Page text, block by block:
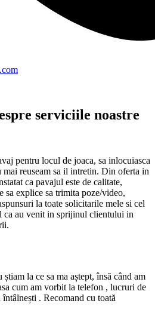
serviciile noastre
pentru locul de joaca, sa inlocuiasca
mai reuseam sa il intretin. Din oferta in
ca pavajul este de calitate,
sa explice sa trimita poze/video,
la toate solicitarile mele si cel
ca au venit in sprijinul clientului in
la ce sa ma aștept, însă când am
cum am vorbit la telefon , lucruri de
. Recomand cu toată